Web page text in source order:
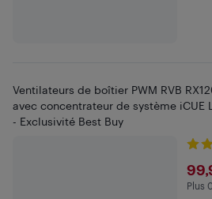
Ventilateurs de boîtier PWM RVB
avec concentrateur de système iCUE
- Exclusivité Best Buy
Plus